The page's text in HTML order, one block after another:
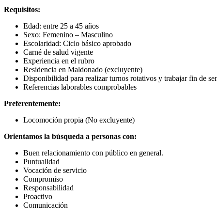
Requisitos:
Edad: entre 25 a 45 años
Sexo: Femenino – Masculino
Escolaridad: Ciclo básico aprobado
Carné de salud vigente
Experiencia en el rubro
Residencia en Maldonado (excluyente)
Disponibilidad para realizar turnos rotativos y trabajar fin de
Referencias laborables comprobables
Preferentemente:
Locomoción propia (No excluyente)
Orientamos la búsqueda a personas con:
Buen relacionamiento con público en general.
Puntualidad
Vocación de servicio
Compromiso
Responsabilidad
Proactivo
Comunicación